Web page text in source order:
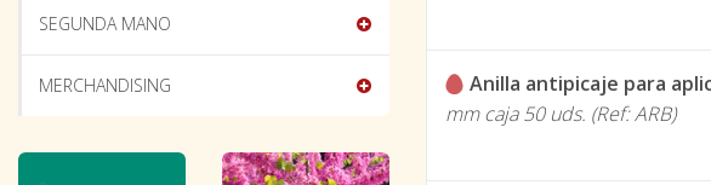
Anilla antipicaje para
mm caja 50 uds. (Ref: ARB)
SEGUNDA MANO
MERCHANDISING